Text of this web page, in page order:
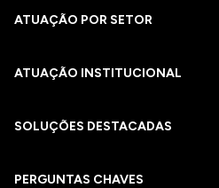
ATUAÇÃO POR SETOR
ATUAÇÃO INSTITUCIONAL
SOLUÇÕES DESTACADAS
PERGUNTAS CHAVES​